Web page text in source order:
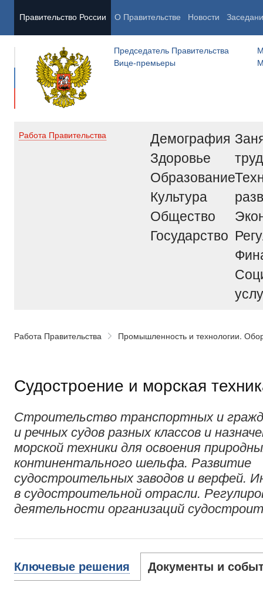
Правительство России О Правительстве Новости
Председатель Правительства
Вице-премьеры
Работа Правительства
Демография
Здоровье
Образование
Культура
Общество
Государство
труд
Работа Правительства Промышленность и технологии.
Судостроение и морская
Строительство транспортных и
и речных судов разных классов и
морской техники для освоения
континентального шельфа. Развитие
судостроительных заводов и верфей.
в судостроительной отрасли.
деятельности организаций
Ключевые решения Документы и